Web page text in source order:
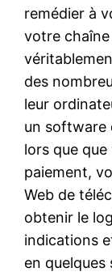
remédier à
votre chaîne
des
leur
un software
lors que
paiement,
Web de
obtenir le
indications
en quelques